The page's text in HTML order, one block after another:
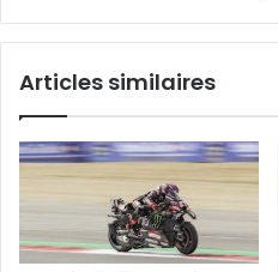
les
du
Articles similaires